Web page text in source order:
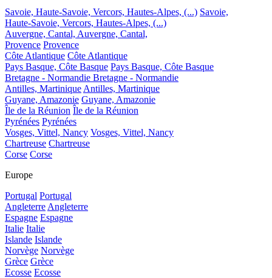
Savoie, Haute-Savoie, Vercors, Hautes-Alpes, (...) Savoie,
Haute-Savoie, Vercors, Hautes-Alpes, (...)
Auvergne, Cantal, Auvergne, Cantal,
Provence Provence
Côte Atlantique Côte Atlantique
Pays Basque, Côte Basque Pays Basque, Côte Basque
Bretagne - Normandie Bretagne - Normandie
Antilles, Martinique Antilles, Martinique
Guyane, Amazonie Guyane, Amazonie
Île de la Réunion Île de la Réunion
Pyrénées Pyrénées
Vosges, Vittel, Nancy Vosges, Vittel, Nancy
Chartreuse Chartreuse
Corse Corse
Europe
Portugal Portugal
Angleterre Angleterre
Espagne Espagne
Italie Italie
Islande Islande
Norvège Norvège
Grèce Grèce
Ecosse Ecosse